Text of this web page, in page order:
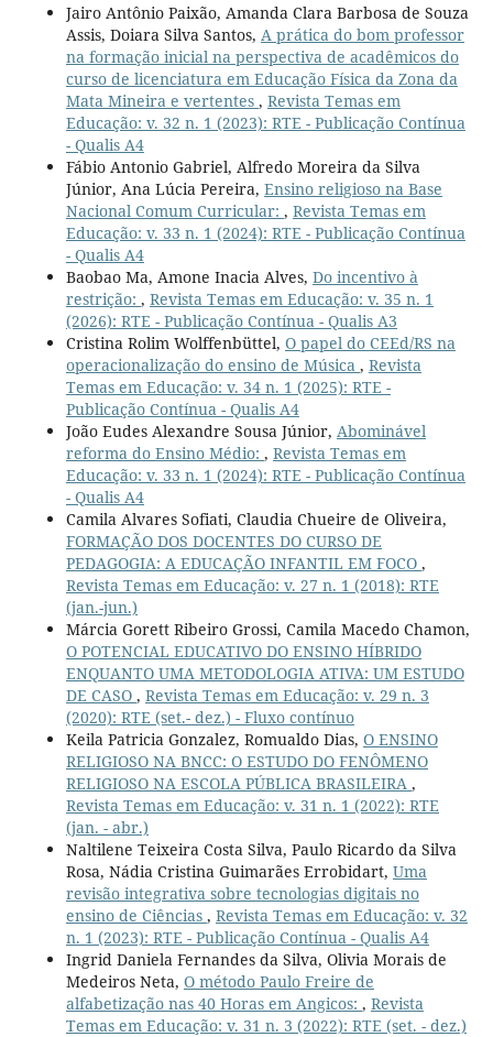
Jairo Antônio Paixão, Amanda Clara Barbosa de Souza
Assis, Doiara Silva Santos, A prática do bom professor
na formação inicial na perspectiva de acadêmicos do
curso de licenciatura em Educação Física da Zona da
Mata Mineira e vertentes , Revista Temas em
Educação: v. 32 n. 1 (2023): RTE - Publicação Contínua
- Qualis A4
Fábio Antonio Gabriel, Alfredo Moreira da Silva
Júnior, Ana Lúcia Pereira, Ensino religioso na Base
Nacional Comum Curricular: , Revista Temas em
Educação: v. 33 n. 1 (2024): RTE - Publicação Contínua
- Qualis A4
Baobao Ma, Amone Inacia Alves, Do incentivo à
restrição: , Revista Temas em Educação: v. 35 n. 1
(2026): RTE - Publicação Contínua - Qualis A3
Cristina Rolim Wolffenbüttel, O papel do CEEd/RS na
operacionalização do ensino de Música , Revista
Temas em Educação: v. 34 n. 1 (2025): RTE -
Publicação Contínua - Qualis A4
João Eudes Alexandre Sousa Júnior, Abominável
reforma do Ensino Médio: , Revista Temas em
Educação: v. 33 n. 1 (2024): RTE - Publicação Contínua
- Qualis A4
Camila Alvares Sofiati, Claudia Chueire de Oliveira,
FORMAÇÃO DOS DOCENTES DO CURSO DE
PEDAGOGIA: A EDUCAÇÃO INFANTIL EM FOCO ,
Revista Temas em Educação: v. 27 n. 1 (2018): RTE
(jan.-jun.)
Márcia Gorett Ribeiro Grossi, Camila Macedo Chamon,
O POTENCIAL EDUCATIVO DO ENSINO HÍBRIDO
ENQUANTO UMA METODOLOGIA ATIVA: UM ESTUDO
DE CASO , Revista Temas em Educação: v. 29 n. 3
(2020): RTE (set.- dez.) - Fluxo contínuo
Keila Patricia Gonzalez, Romualdo Dias, O ENSINO
RELIGIOSO NA BNCC: O ESTUDO DO FENÔMENO
RELIGIOSO NA ESCOLA PÚBLICA BRASILEIRA ,
Revista Temas em Educação: v. 31 n. 1 (2022): RTE
(jan. - abr.)
Naltilene Teixeira Costa Silva, Paulo Ricardo da Silva
Rosa, Nádia Cristina Guimarães Errobidart, Uma
revisão integrativa sobre tecnologias digitais no
ensino de Ciências , Revista Temas em Educação: v. 32
n. 1 (2023): RTE - Publicação Contínua - Qualis A4
Ingrid Daniela Fernandes da Silva, Olivia Morais de
Medeiros Neta, O método Paulo Freire de
alfabetização nas 40 Horas em Angicos: , Revista
Temas em Educação: v. 31 n. 3 (2022): RTE (set. - dez.)